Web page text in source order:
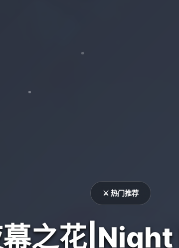
⚔️ 热门推荐
之花